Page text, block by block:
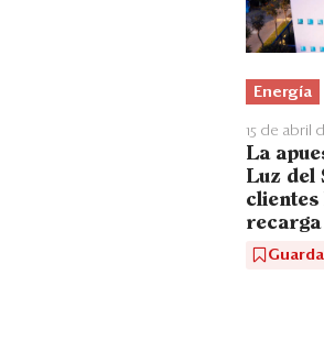
Energía
15 de abril
La
Luz
clientes
recarga